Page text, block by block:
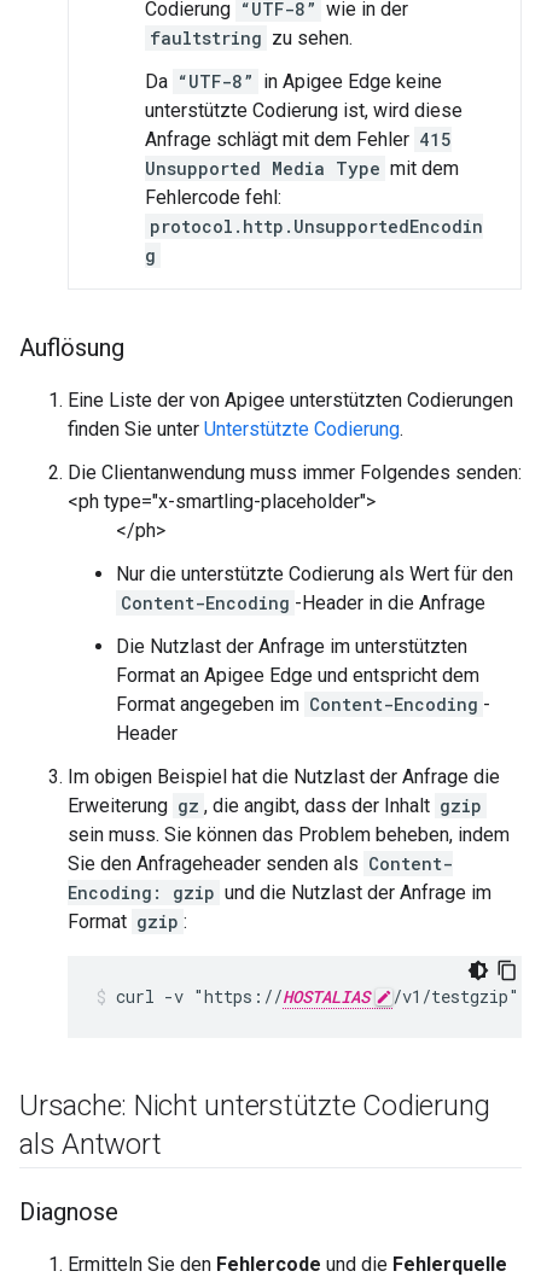
Codierung “UTF-8” wie in der
faultstring zu sehen.
Da “UTF-8” in Apigee Edge keine
unterstützte Codierung ist, wird diese
Anfrage schlägt mit dem Fehler 415
Unsupported Media Type mit dem
Fehlercode fehl:
protocol.http.UnsupportedEncodin
g
Auflösung
Eine Liste der von Apigee unterstützten Codierungen
finden Sie unter Unterstützte Codierung.
Die Clientanwendung muss immer Folgendes senden:
<ph type="x-smartling-placeholder">
</ph>
Nur die unterstützte Codierung als Wert für den
Content-Encoding -Header in die Anfrage
Die Nutzlast der Anfrage im unterstützten
Format an Apigee Edge und entspricht dem
Format angegeben im Content-Encoding -
Header
Im obigen Beispiel hat die Nutzlast der Anfrage die
Erweiterung gz , die angibt, dass der Inhalt gzip
sein muss. Sie können das Problem beheben, indem
Sie den Anfrageheader senden als Content-
Encoding: gzip und die Nutzlast der Anfrage im
Format gzip :
curl -v "https://HOSTALIAS
Ursache: Nicht unterstützte Codierung
als Antwort
Diagnose
Ermitteln Sie den Fehlercode und die Fehlerquelle